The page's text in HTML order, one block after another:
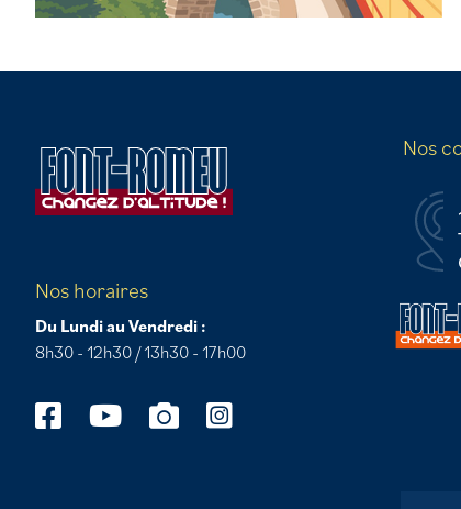
Nos horaires
Du Lundi au Vendredi :
8h30 - 12h30 / 13h30 - 17h00
Nos
Salut c'est nous...
On a attendu d'être sûrs que le contenu de ce site vous intéresse